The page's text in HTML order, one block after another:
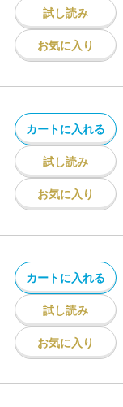
試し読み
お気に入り
カートに入れる
試し読み
お気に入り
カートに入れる
試し読み
お気に入り